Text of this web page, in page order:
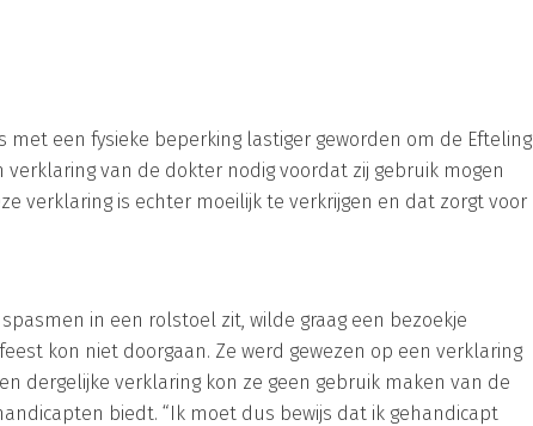
een fysieke beperking lastiger geworden om de Efteling
van de dokter nodig voordat zij gebruik mogen
verklaring is echter moeilijk te verkrijgen en dat zorgt voor
in een rolstoel zit, wilde graag een bezoekje
kon niet doorgaan. Ze werd gewezen op een verklaring
dergelijke verklaring kon ze geen gebruik maken van de
biedt. “Ik moet dus bewijs dat ik gehandicapt